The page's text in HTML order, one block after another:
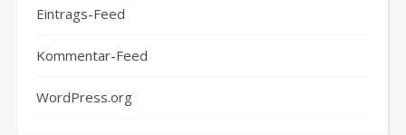
Eintrags-Feed
Kommentar-Feed
WordPress.org